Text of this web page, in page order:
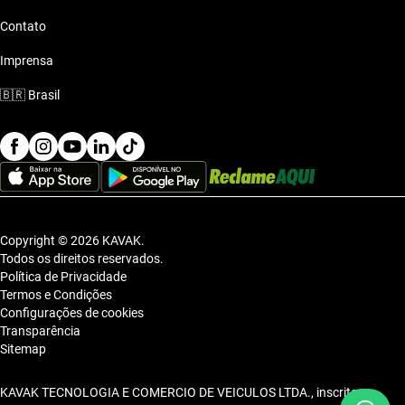
Contato
Imprensa
🇧🇷 Brasil
Copyright © 2026 KAVAK.
Todos os direitos reservados.
Política de Privacidade
Termos e Condições
Configurações de cookies
Transparência
Sitemap
KAVAK TECNOLOGIA E COMERCIO DE VEICULOS LTDA., inscrita no